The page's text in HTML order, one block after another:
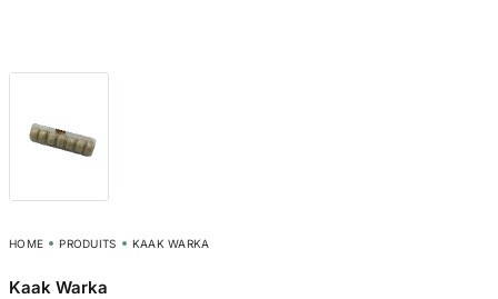
HOME PRODUITS KAAK WARKA
Kaak Warka